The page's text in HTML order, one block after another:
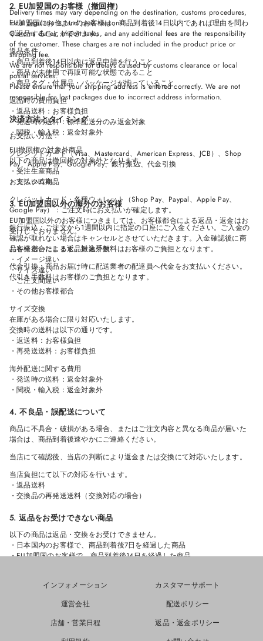
Delivery times may vary depending on the destination, customs procedures,
local regulations, and peak seasons.
Customs duties, import taxes, and any additional fees are the responsibility
of the customer. These charges are not included in the product price or
shipping fee.
We are not responsible for delays caused by customs clearance or local
postal services.
Please ensure that your shipping address is entered correctly. We are not
responsible for lost packages due to incorrect address information.
決済方法とタイミング
お支払い方法：
クレジットカード（Visa、Mastercard、American Express、JCB）、Shop
Pay、Apple Pay、Google Pay、銀行振込、代金引換
お支払い時期：
クレジットカード・各種ウォレット（Shop Pay、Paypal、Apple Pay、
Google Pay）：ご注文時にお支払いが確定します。
銀行振込：ご注文から1週間以内に指定の口座にご入金ください。ご入金の
確認が取れない場合はキャンセルとさせていただきます。入金確認後に商
品を発送いたします。振込手数料はお客様のご負担となります。
代金引換：商品お届け時に配送業者の配達員へ代金をお支払いください。
代引き手数料はお客様のご負担となります。
2. EU加盟国のお客様（撤回権）
EU加盟国にお住まいのお客様は、商品到着後14日以内であれば理由を問わ
ず返品することができます。
返品条件
・商品到着後14日以内に返品申請を行うこと
・商品が未使用で再販可能な状態であること
・商品タグ・付属品・パッケージが揃っていること
返品時の費用負担
・返品送料：お客様負担
・発送時の送料：標準配送分のみ返金対象
・関税・輸入税：返金対象外
EU撤回権の対象外商品
以下の商品は撤回権の対象外となります。
・受注生産商品
・カスタム商品
3. EU加盟国以外の海外のお客様
EU加盟国以外のお客様につきましては、お客様都合による返品・返金はお
受けしておりません。
お客様都合による返品対象外例
・イメージ違い
・サイズ違い
・ご注文間違い
・その他お客様都合
サイズ交換
在庫がある場合に限り対応いたします。
交換時の送料は以下の通りです。
・返送料：お客様負担
・再発送送料：お客様負担
海外配送に関する費用
・発送時の送料：返金対象外
・関税・輸入税：返金対象外
4. 不良品・誤配送について
商品に不具合・破損がある場合、またはご注文内容と異なる商品が届いた
場合は、商品到着後速やかにご連絡ください。
当店にて確認後、当店の判断により返金または交換にて対応いたします。
当店負担にて以下の対応を行います。
・返品送料
・交換品の再発送送料（交換対応の場合）
5. 返品をお受けできない商品
以下の商品は返品・交換をお受けできません。
・日本国内のお客様で、商品到着後7日を経過した商品
・EU加盟国のお客様で、商品到着後14日を経過した商品
・汚れ・傷・臭い等が付着した商品
・受注生産商品
・カスタム商品
インフォメーション
運営会社
店舗・営業日程
カスタマーサポート
配送ポリシー
返品・返金ポリシー